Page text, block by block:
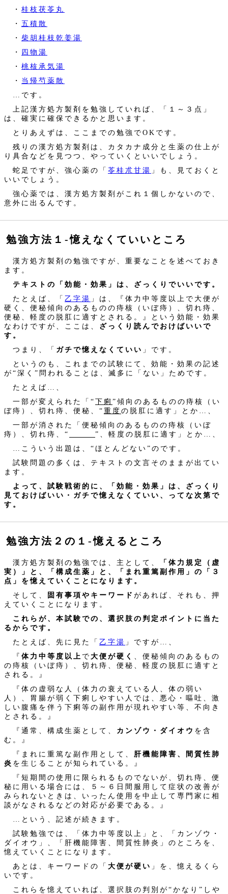
・ 桂枝茯苓丸
・ 五積散
・ 柴胡桂枝乾姜湯
・ 四物湯
・ 桃核承気湯
・ 当帰芍薬散
…です。
上記漢方処方製剤を勉強していれば、「１～３点」
は、確実に確保できるかと思います。
とりあえずは、ここまでの勉強でOKです。
残りの漢方処方製剤は、カタカナ成分と生薬の仕上が
り具合などを見つつ、やっていくといいでしょう。
蛇足ですが、強心薬の「 苓桂朮甘湯 」も、見ておくと
いいでしょう。
強心薬では、漢方処方製剤がこれ１個しかないので、
意外に出るんです。
勉強方法１‐憶えなくていいところ
漢方処方製剤の勉強ですが、重要なことを述べておき
ます。
テキストの「効能・効果」は、ざっくりでいいです。
たとえば、「 乙字湯 」は、『体力中等度以上で大便が
硬く、便秘傾向のあるものの痔核（いぼ痔）、切れ痔、
便秘、軽度の脱肛に適すとされる。』という効能・効果
なわけですが、ここは、 ざっくり読んでおけばいいで
す。
つまり、「 ガチで憶えなくていい 」です。
というのも、これまでの試験にて、効能・効果の記述
が“深く”問われることは、滅多に「ない」ためです。
たとえば…、
一部が変えられた「“下痢 ”傾向のあるものの痔核（い
ぼ痔）、切れ痔、便秘、“重度の脱肛に適す」とか…、
一部が消された「便秘傾向のあるものの痔核（いぼ
痔）、切れ痔、“
”、軽度の脱肛に適す」とか…、
…こういう出題は、“ほとんどない”のです。
試験問題の多くは、テキストの文言そのままが出てい
ます。
よって、試験戦術的に、「効能・効果」は、ざっくり
見ておけばいい・ガチで憶えなくていい、ってな次第で
す。
勉強方法２の１‐憶えるところ
漢方処方製剤の勉強では、主として、
「体力規定（虚
実）」と、「構成生薬」と、「まれ重篤副作用」の「３
点」を憶えていくことになります。
そして、
固有事項やキーワード があれば、それも、押
えていくことになります。
これらが、本試験での、選択肢の判定ポイントに当た
るからです。
たとえば、先に見た「 乙字湯 」ですが…、
『 体力中等度以上 で大便が硬く
、便秘傾向のあるもの
の痔核（いぼ痔）、切れ痔、便秘、軽度の脱肛に適すと
される。』
『体の虚弱な人（体力の衰えている人、体の弱い
人）、胃腸が弱く下痢しやすい人では、悪心・嘔吐、激
しい腹痛を伴う下痢等の副作用が現れやすい等、不向き
とされる。』
『通常、構成生薬として、 カンゾウ・ダイオウ を含
む。』
『まれに重篤な副作用として、 肝機能障害、間質性肺
炎 を生じることが知られている。』
『短期間の使用に限られるものでないが、切れ痔、便
秘に用いる場合には、５～６日間服用して症状の改善が
みられないときは、いったん使用を中止して専門家に相
談がなされるなどの対応が必要である。』
…という、記述が続きます。
試験勉強では、「体力中等度以上」と、「カンゾウ・
ダイオウ」、「肝機能障害、間質性肺炎」のところを、
憶えていくことになります。
あとは、キーワードの「 大便が硬い 」を、憶えるくら
いです。
これらを憶えていれば、選択肢の判別が“かなり”しや